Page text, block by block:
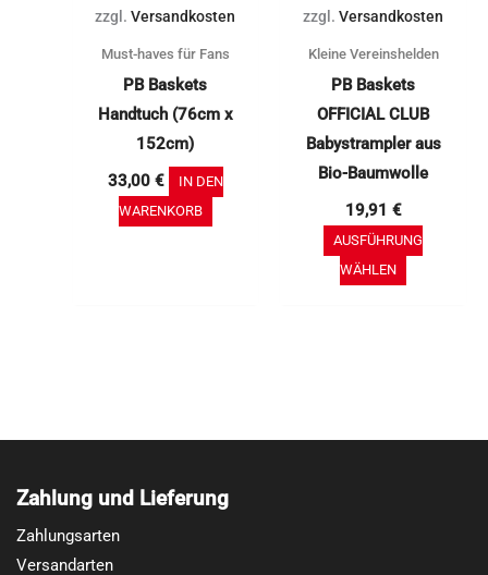
zzgl.Versandkosten
Must-haves für Fans
PB Baskets
Handtuch (76cm x
152cm)
33,00 €
IN DEN
WARENKORB
zzgl.Versandkosten
Kleine Vereinshelden
PB Baskets
OFFICIAL CLUB
Babystrampler aus
Bio-Baumwolle
19,91 €
AUSFÜHRUNG
WÄHLEN
können
Zahlung und Lieferung
Zahlungsarten
Versandarten